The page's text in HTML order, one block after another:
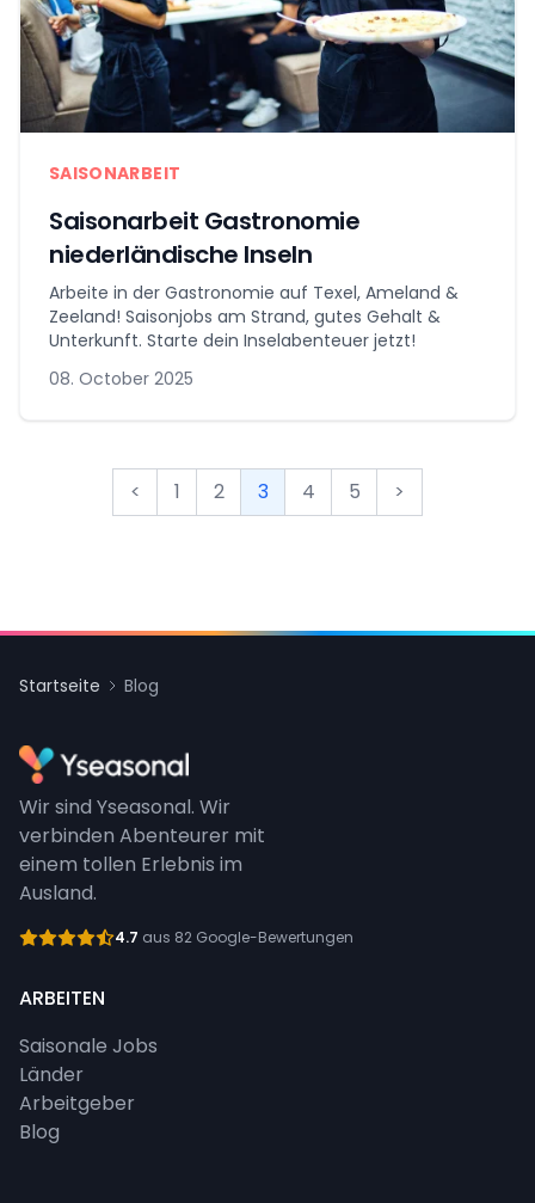
SAISONARBEIT
Saisonarbeit Gastronomie
niederländische Inseln
Arbeite in der Gastronomie auf Texel, Ameland &
Zeeland! Saisonjobs am Strand, gutes Gehalt &
Unterkunft. Starte dein Inselabenteuer jetzt!
08. October 2025
< 1 2 3 4 5 >
Startseite Blog
Wir sind Yseasonal. Wir
verbinden Abenteurer mit
einem tollen Erlebnis im
Ausland.
4.7 aus 82 Google-Bewertungen
ARBEITEN
Saisonale Jobs
Länder
Arbeitgeber
Blog